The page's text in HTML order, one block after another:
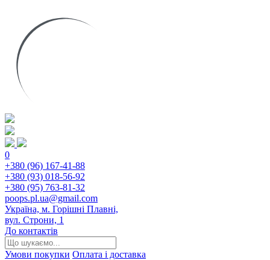
0
+380 (96) 167-41-88
+380 (93) 018-56-92
+380 (95) 763-81-32
poops.pl.ua@gmail.com
Україна, м. Горішні Плавні,
вул. Строни, 1
До контактів
Умови покупки Оплата і доставка